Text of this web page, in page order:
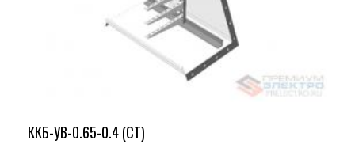
ККБ-УВ-0.65-0.4 (СТ)